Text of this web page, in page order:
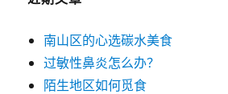
南山区的心选碳水美食
过敏性鼻炎怎么办？
陌生地区如何觅食